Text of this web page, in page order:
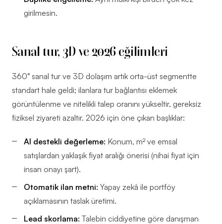
girilmesin.
Sanal tur, 3D ve 2026 eğilimleri
360° sanal tur ve 3D dolaşım artık orta-üst segmentte
standart hale geldi; ilanlara tur bağlantısı eklemek
görüntülenme ve nitelikli talep oranını yükseltir, gereksiz
fiziksel ziyareti azaltır. 2026 için öne çıkan başlıklar:
AI destekli değerleme: Konum, m² ve emsal
satışlardan yaklaşık fiyat aralığı önerisi (nihai fiyat için
insan onayı şart).
Otomatik ilan metni: Yapay zekâ ile portföy
açıklamasının taslak üretimi.
Lead skorlama: Talebin ciddiyetine göre danışman